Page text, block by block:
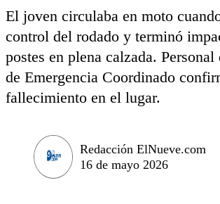
El joven circulaba en moto
control del rodado y terminó
postes en plena calzada.
de Emergencia Coordinado
fallecimiento en el lugar.
Redacción ElNueve.com
16 de mayo 2026